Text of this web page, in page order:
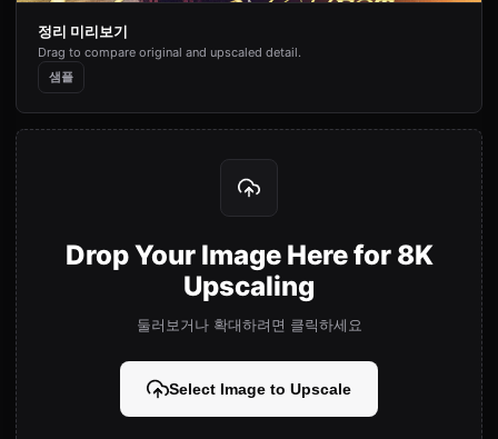
정리 미리보기
Drag to compare original and upscaled detail.
샘플
Drop Your Image Here for 8K
Upscaling
둘러보거나 확대하려면 클릭하세요
Select Image to Upscale